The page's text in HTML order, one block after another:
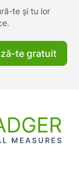
te și tu lor
te gratuit